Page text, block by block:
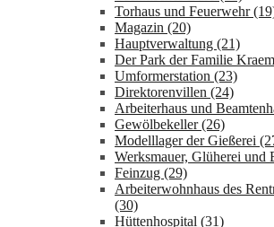
Torhaus und Feuerwehr
Magazin (20)
Hauptverwaltung (21)
Der Park der Familie
Umformerstation (23)
Direktorenvillen (24)
Arbeiterhaus und
Gewölbekeller (26)
Modelllager der Gießerei
Werksmauer, Glüherei und
Feinzug (29)
Arbeiterwohnhaus des
(30)
Hüttenhospital (31)